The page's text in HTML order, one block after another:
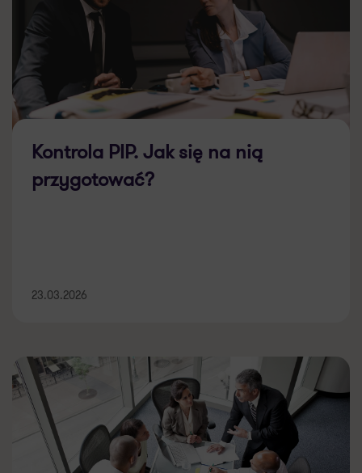
Kontrola PIP. Jak się na nią
przygotować?
23.03.2026